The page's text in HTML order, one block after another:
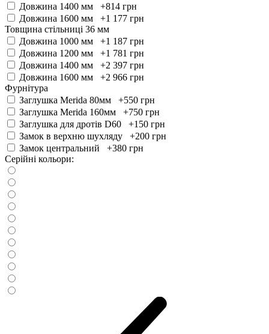
Довжина 1400 мм +814 грн
Довжина 1600 мм +1 177 грн
Товщина стільниці 36 мм
Довжина 1000 мм +1 187 грн
Довжина 1200 мм +1 781 грн
Довжина 1400 мм +2 397 грн
Довжина 1600 мм +2 966 грн
Фурнітура
Заглушка Merida 80мм +550 грн
Заглушка Merida 160мм +750 грн
Заглушка для дротів D60 +150 грн
Замок в верхню шухляду +200 грн
Замок центральний +380 грн
Серійні кольори: